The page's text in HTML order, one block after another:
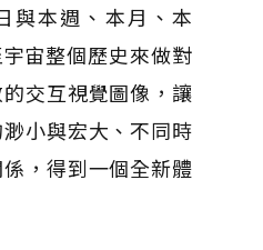
與本週、本月、本
宙整個歷史來做對
交互視覺圖像，讓
小與宏大、不同時
，得到一個全新體